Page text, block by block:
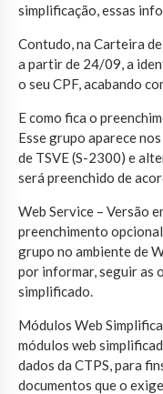
simplificação, essas
Contudo, na Carteira
a partir de 24/09, a
o seu CPF, acabando
E como fica o
Esse grupo aparece
de TSVE (S-2300) e
será preenchido de
Web Service – Versão
preenchimento
grupo no ambiente de
por informar, seguir as
simplificado.
Módulos Web
módulos web
dados da CTPS, para
documentos que o